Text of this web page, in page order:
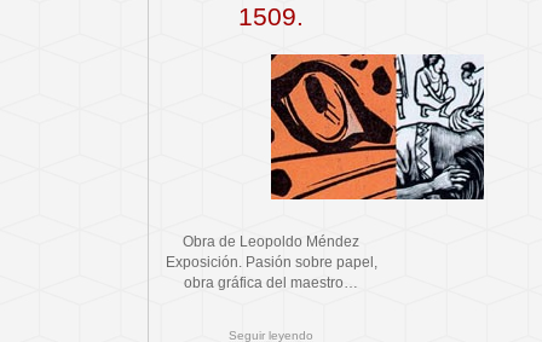
1509.
Obra de Leopoldo Méndez
Exposición. Pasión sobre papel,
obra gráfica del maestro…
Seguir leyendo